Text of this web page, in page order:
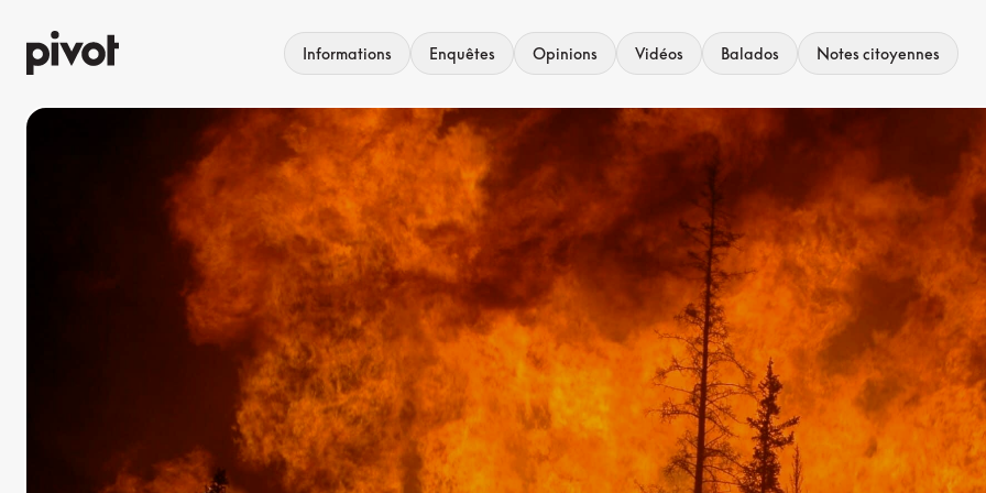
au
contenu
Informations Enquêtes Opinions Vidéos Balados Notes citoyennes